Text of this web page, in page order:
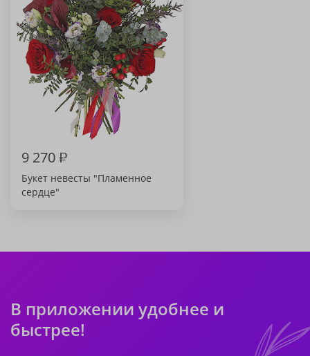
9 270₽
Букет невесты "Пламенное
сердце"
В приложении удобнее и
быстрее!